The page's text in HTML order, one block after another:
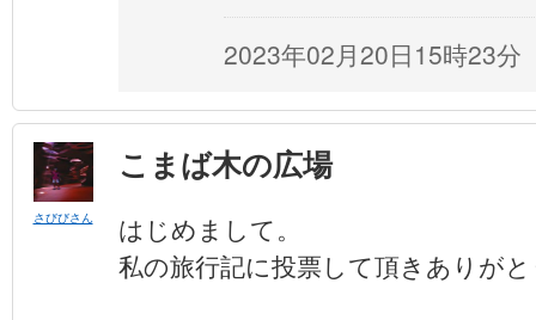
2023年02月20日15時23分
さびびさん
こまば木の広場
はじめまして。
私の旅行記に投票して頂きありが